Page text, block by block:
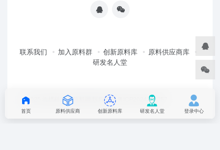
联系我们 加入原料群 创新原料库
原料供应商库
研发名人堂
©2025 妆榜科技·新原料网 版权所有 粤ICP2024350757
首页 原料供应商 创新原料库 研发名人堂 登录中心